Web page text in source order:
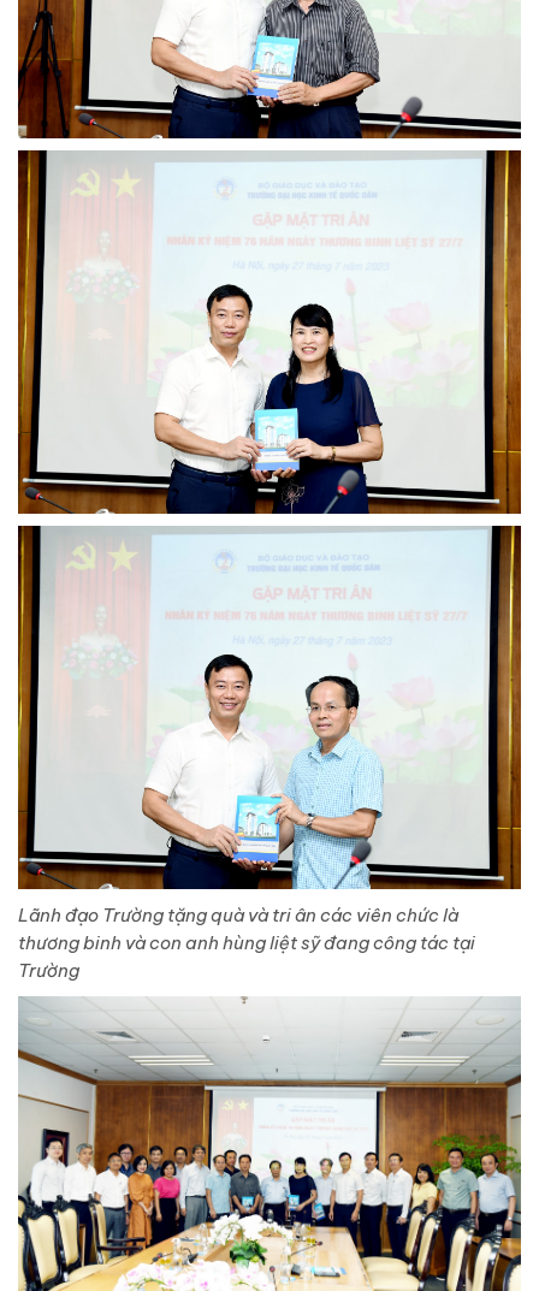
Lãnh đạo Trường tặng quà và tri ân các viên chức là
thương binh và con anh hùng liệt sỹ đang công tác tại
Trường